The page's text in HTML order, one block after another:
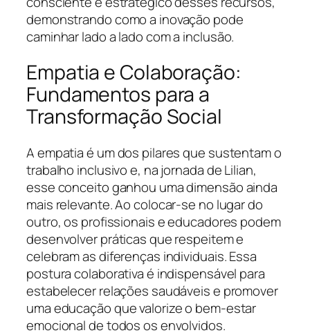
demonstrando como a inovação pode
caminhar lado a lado com a inclusão.
Empatia e Colaboração:
Fundamentos para a
Transformação Social
A empatia é um dos pilares que sustentam o
trabalho inclusivo e, na jornada de Lilian,
esse conceito ganhou uma dimensão ainda
mais relevante. Ao colocar-se no lugar do
outro, os profissionais e educadores podem
desenvolver práticas que respeitem e
celebram as diferenças individuais. Essa
postura colaborativa é indispensável para
estabelecer relações saudáveis e promover
uma educação que valorize o bem-estar
emocional de todos os envolvidos.